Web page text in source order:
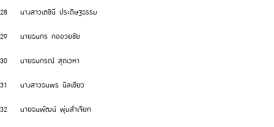
28 นางสาวเตชินี ประดิษฐธรรม
29 นายธนกร กออวยชัย
30 นายธนกรณ์ สุดเวหา
31 นางสาวธนพร นิลเขียว
32 นายธนพัฒน์ พุ่มลำเจียก